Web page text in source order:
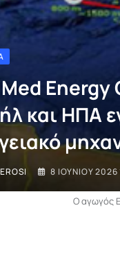
και ΗΠΑ
8 ΙΟΥΝΊΟΥ 2026
Ο αγωγός